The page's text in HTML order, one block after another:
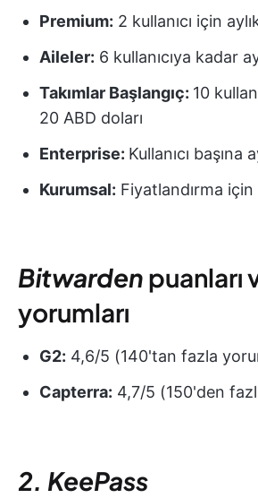
Premium: 2 kullanıcı için
Aileler: 6 kullanıcıya kadar
Takımlar Başlangıç: 10
20 ABD doları
Enterprise: Kullanıcı başına
Kurumsal: Fiyatlandırma
Bitwarden puanları
yorumları
G2: 4,6/5 (140'tan fazla
Capterra: 4,7/5 (150'den
2. KeePass